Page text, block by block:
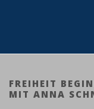
FREIHEIT
MIT ANNA